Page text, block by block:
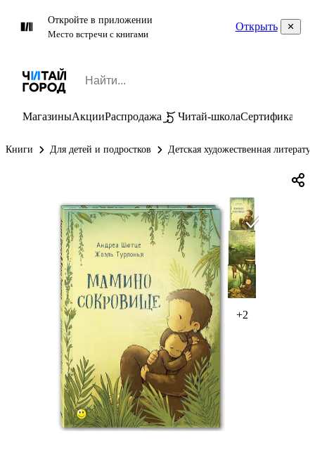
Откройте в приложении
Место встречи с книгами
Открыть
МагазиныАкцииРаспродажа Читай-школаСертификаты
Книги Для детей и подростков Детская художественная
+2